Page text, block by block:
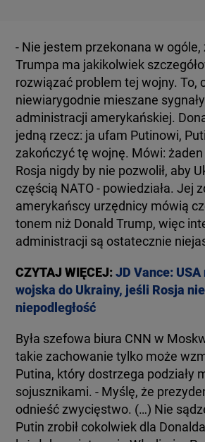
- Nie jestem przekonana w
Trumpa ma jakikolwiek
rozwiązać problem tej wojny. To,
niewiarygodnie mieszane
administracji amerykańskiej.
jedną rzecz: ja ufam Putinowi,
zakończyć tę wojnę. Mówi:
Rosja nigdy by nie pozwolił, aby
częścią NATO - powiedziała. Jej
amerykańscy urzędnicy mówią
tonem niż Donald Trump, więc
administracji są ostatecznie
CZYTAJ WIĘCEJ:JD Vance: USA
wojska do Ukrainy, jeśli Rosja
niepodległość
Była szefowa biura CNN w
takie zachowanie tylko może
Putina, który dostrzega podziały
sojusznikami. - Myślę, że
odnieść zwycięstwo. (…) Nie
Putin zrobił cokolwiek dla